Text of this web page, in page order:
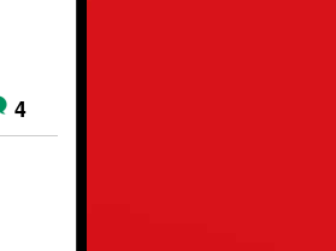
4